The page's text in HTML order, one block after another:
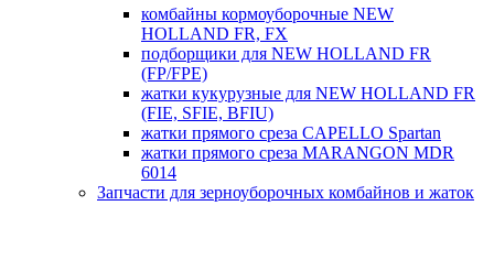
комбайны кормоуборочные NEW
HOLLAND FR, FX
подборщики для NEW HOLLAND FR
(FP/FPE)
жатки кукурузные для NEW HOLLAND FR
(FIE, SFIE, BFIU)
жатки прямого среза CAPELLO Spartan
жатки прямого среза MARANGON MDR
6014
Запчасти для зерноуборочных комбайнов и жаток